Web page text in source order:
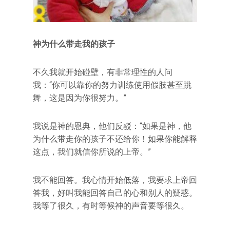
神为什么带走我的孩子
不久我就开始碰壁，有非常理性的人问
我：“你可以靠你的努力训练使用假肢甚至跳
舞，这是因为你很努力。”
我说是神的恩典，他们反驳：“如果是神，他
为什么带走你的孩子不还给你！如果你能解释
这点，我们就信你所说的上帝。”
我不能回答。我心情开始低落，我要求上帝回
答我，好叫我能回答自己的心和别人的疑惑。
我等了很久，有时等候神的声音要等很久。